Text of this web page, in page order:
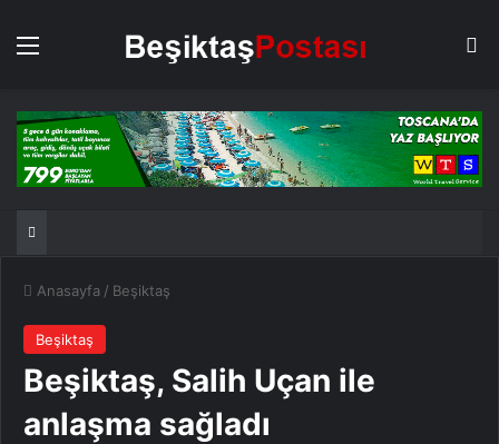
Menü
Anasayfa / Beşiktaş
Beşiktaş
Beşiktaş, Salih Uçan ile
anlaşma sağladı